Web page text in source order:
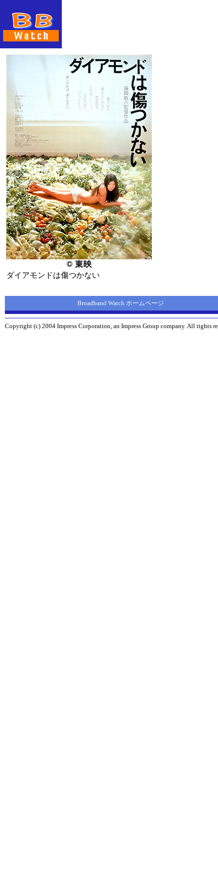
ダイアモンドは傷つかない
Broadband Watch ホームページ
Copyright (c) 2004 Impress Corporation, an Impress Group company. All rights